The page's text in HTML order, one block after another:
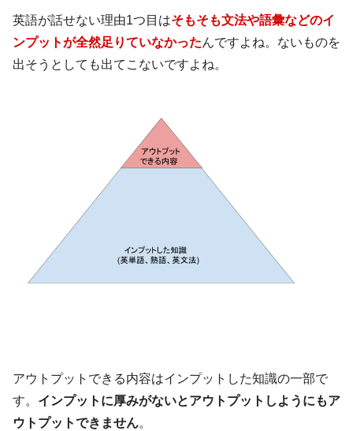
英語が話せない理由1つ目はそもそも文法や語彙などのイ
ンプットが全然足りていなかったんですよね。ないものを
出そうとしても出てこないですよね。
アウトプットできる内容はインプットした知識の一部で
す。 インプットに厚みがないとアウトプットしようにもア
ウトプットできません。